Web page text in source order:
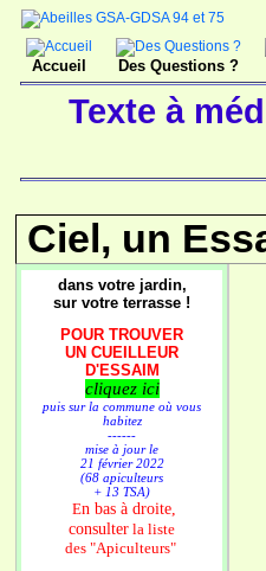
Accueil Des Questions ?
Texte à
Ciel, un
dans votre jardin,
sur votre terrasse !
POUR TROUVER
UN CUEILLEUR
D'ESSAIM
cliquez ici
puis sur la commune où vous
habitez
------
mise à jour le
21 février 2022
(68 apiculteurs
+ 13 TSA)
En bas à droite,
consulter la liste
des "Apiculteurs"